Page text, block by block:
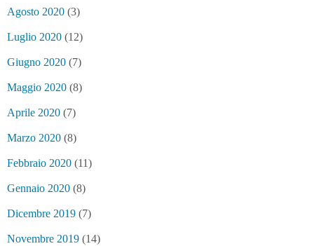
Agosto 2020 (3)
Luglio 2020 (12)
Giugno 2020 (7)
Maggio 2020 (8)
Aprile 2020 (7)
Marzo 2020 (8)
Febbraio 2020 (11)
Gennaio 2020 (8)
Dicembre 2019 (7)
Novembre 2019 (14)